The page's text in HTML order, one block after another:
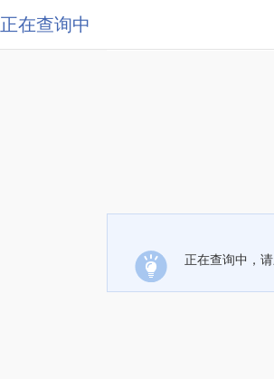
正在查询中
正在查询中，